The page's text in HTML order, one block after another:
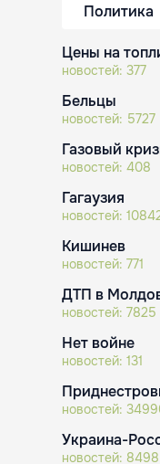
Политика
Цены на
новостей: 377
Бельцы
новостей: 5727
Газовый
новостей: 408
Гагаузия
новостей:
Кишинев
новостей: 771
ДТП в
новостей: 7825
Нет войне
новостей: 131
новостей:
Украина-
новостей: 8498